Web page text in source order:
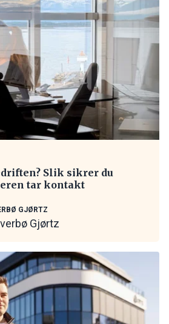
Slik sikrer du
tar kontakt
GJØRTZ
Gjørtz